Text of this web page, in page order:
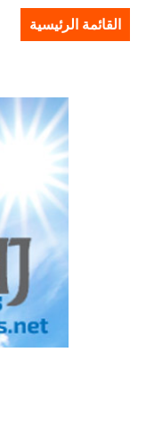
القائمة الرئيسية